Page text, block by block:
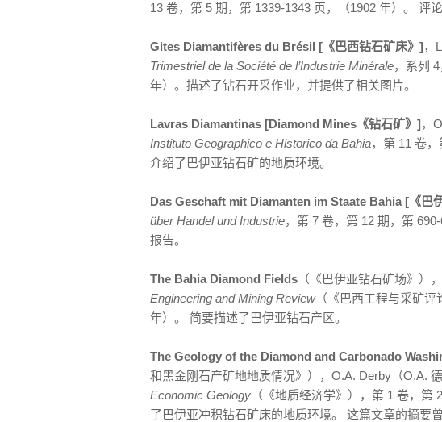
13 卷，第 5 期，第 1339-1343 页，（1902 年）。 评
Gites Diamantifères du Brésil [《巴西钻石矿床》]，
Trimestriel de la Société de l’Industrie Minérale，系列
年）。描述了钻石开采作业，并提供了相关图片。
Lavras Diamantinas [Diamond Mines《钻石矿》]，
Instituto Geographico e Historico da Bahia，第 11 卷，
介绍了巴伊亚钻石矿的地质环境。
Das Geschaft mit Diamanten im Staate Bahia [《巴
über Handel und Industrie，第 7 卷，第 12 期，第
报告。
The Bahia Diamond Fields （《巴伊亚钻石矿场》）
Engineering and Mining Review（《巴西工程与采矿评
年）。 简要描述了巴伊亚钻石产区。
The Geology of the Diamond and Carbonado
和黑金刚石产矿地地质情况》），O.A. Derby（O.A.
Economic Geology （《地质经济学》），第 1 卷，第
了巴伊亚冲积钻石矿床的地质环境。 这篇文章的摘要